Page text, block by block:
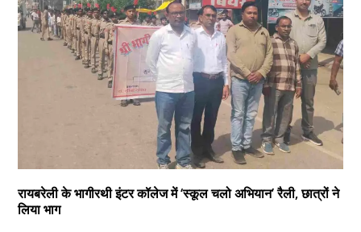
रायबरेली के भागीरथी इंटर कॉलेज में ‘स्कूल चलो अभियान’ रैली, छात्रों ने
लिया भाग